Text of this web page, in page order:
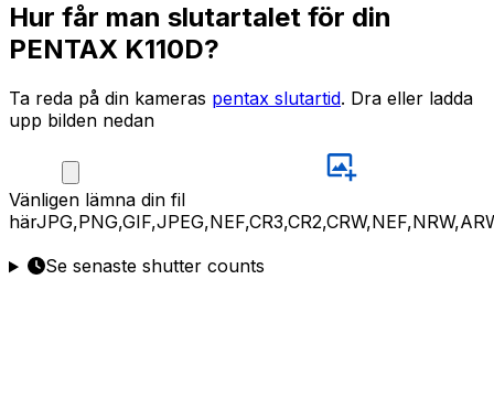
Hur får man slutartalet för din
PENTAX K110D?
Ta reda på din kameras pentax slutartid. Dra eller ladda
upp bilden nedan
Vänligen lämna din fil
här
Se senaste shutter counts